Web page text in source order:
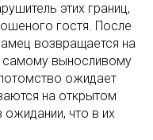
этих границ,
гостя. После
возвращается на
самому выносливому
ожидает
на открытом
что в их